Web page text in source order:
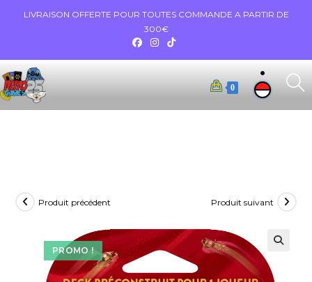
LIVRAISON OFFERTE POUR TOUTES COMMANDE A PARTIR DE
300€
0
PROMO !
Produit précédent Produit suivant